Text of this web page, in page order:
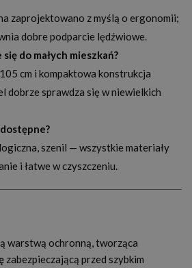
zaprojektowano z myślą o ergonomii;
dobre podparcie lędźwiowe.
do małych mieszkań?
cm i kompaktowa konstrukcja
dobrze sprawdza się w niewielkich
szenil — wszystkie materiały
i łatwe w czyszczeniu.
warstwą ochronną, tworząca
zabezpieczającą przed szybkim